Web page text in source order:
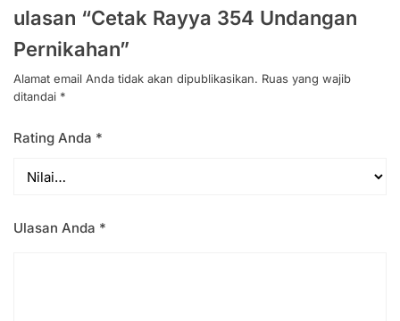
ulasan “Cetak Rayya 354 Undangan
Pernikahan”
Alamat email Anda tidak akan dipublikasikan. Ruas yang wajib
ditandai *
Rating Anda *
Ulasan Anda *